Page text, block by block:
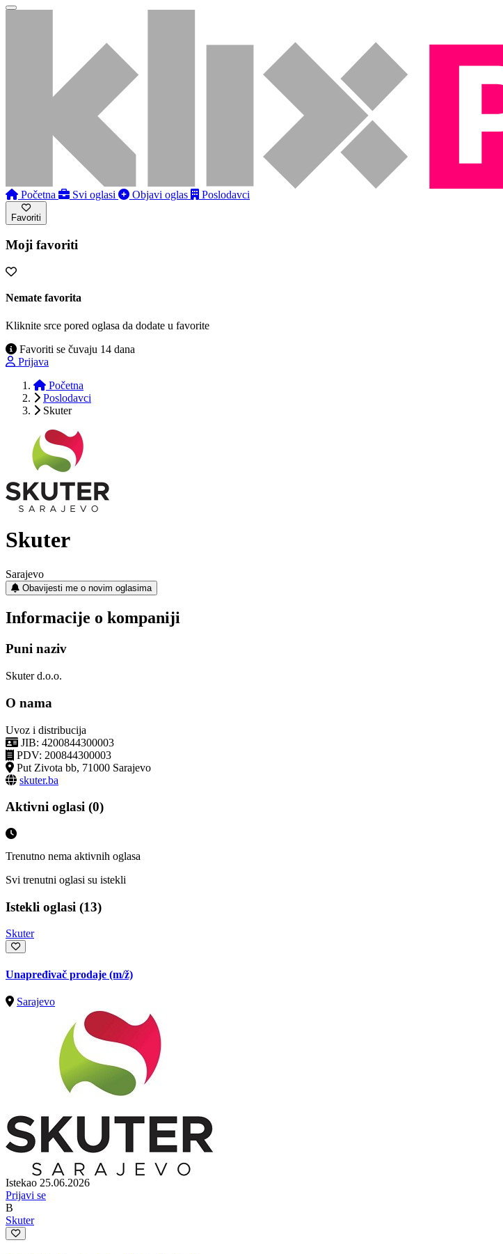
Početna Svi oglasi Objavi oglas Poslodavci
Favoriti
Moji favoriti
Nemate favorita
Kliknite srce pored oglasa da dodate u favorite
Favoriti se čuvaju 14 dana
Prijava
Početna
Poslodavci
Skuter
Skuter
Sarajevo
Obavijesti me o novim oglasima
Informacije o kompaniji
Puni naziv
Skuter d.o.o.
O nama
Uvoz i distribucija
JIB: 4200844300003
PDV: 200844300003
Put Zivota bb, 71000 Sarajevo
skuter.ba
Aktivni oglasi (0)
Trenutno nema aktivnih oglasa
Svi trenutni oglasi su istekli
Istekli oglasi (13)
Skuter
Unapređivač prodaje (m/ž)
Sarajevo
Istekao 25.06.2026
Prijavi se
B
Skuter